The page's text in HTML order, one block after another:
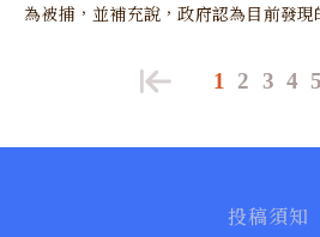
為被捕，並補充說，政府認為目前發現
1 2 3 4 5
投稿須知